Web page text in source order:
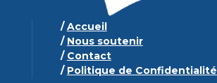
/Accueil
/ Nous soutenir
/ Contact
/ Politique de Confidentialité